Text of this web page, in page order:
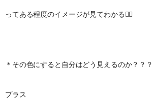
ってある程度のイメージが見てわかる
＊その色にすると自分はどう見えるのか？？？
プラス